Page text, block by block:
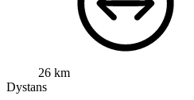
26 km
Dystans